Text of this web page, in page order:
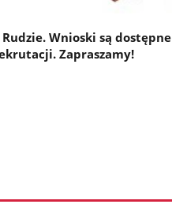
Wnioski są dostępne
Zapraszamy!